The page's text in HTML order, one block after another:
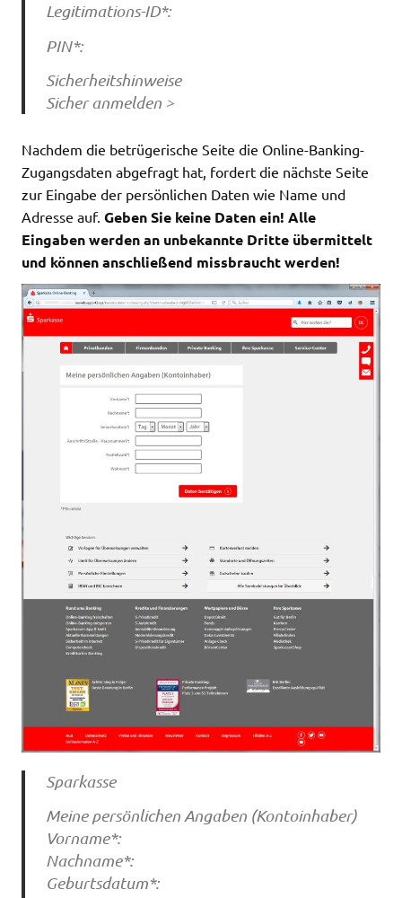
Legitimations-ID*:
PIN*:
Sicherheitshinweise
Sicher anmelden >
Nachdem die betrügerische Seite die Online-Banking-
Zugangsdaten abgefragt hat, fordert die nächste Seite
zur Eingabe der persönlichen Daten wie Name und
Adresse auf. Geben Sie keine Daten ein! Alle
Eingaben werden an unbekannte Dritte übermittelt
und können anschließend missbraucht werden!
Sparkasse
Meine persönlichen Angaben (Kontoinhaber)
Vorname*:
Nachname*:
Geburtsdatum*: